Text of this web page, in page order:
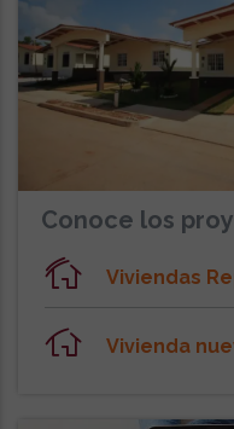
Conoce los
Viviendas
Vivienda